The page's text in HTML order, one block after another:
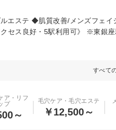
エステ ◆肌質改善/メンズフェ
セス良好・5駅利用可》 ※東銀座
すべて
ア・リフ
プ
～
毛穴ケア・毛穴エステ
￥12,500～